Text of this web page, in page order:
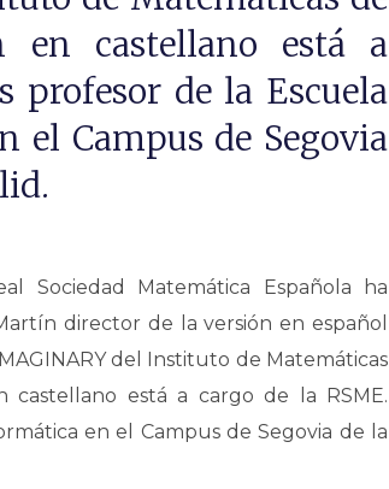
en castellano está a
profesor de la Escuela
el Campus de Segovia
Sociedad Matemática Española ha
director de la versión en español
del Instituto de Matemáticas
castellano está a cargo de la RSME.
en el Campus de Segovia de la